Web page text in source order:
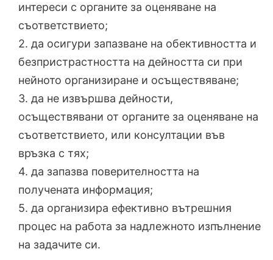
интереси с органите за оценяване на
съответствието;
2. да осигури запазване на обективността и
безпристрастността на дейността си при
нейното организиране и осъществяване;
3. да не извършва дейности,
осъществявани от органите за оценяване на
съответствието, или консултации във
връзка с тях;
4. да запазва поверителността на
получената информация;
5. да организира ефективно вътрешния
процес на работа за надлежното изпълнение
на задачите си.